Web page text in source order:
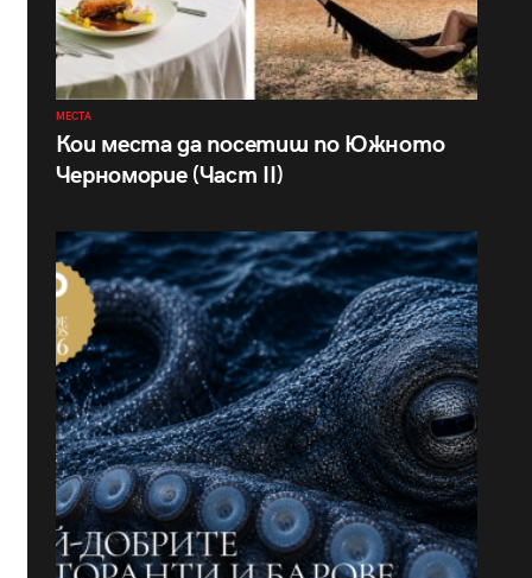
МЕСТА
Кои места да посетиш по Южното
Черноморие (Част II)